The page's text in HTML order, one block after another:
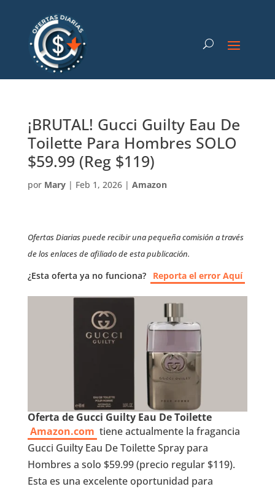
¡BRUTAL! Gucci Guilty Eau De
Toilette Para Hombres SOLO
$59.99 (Reg $119)
por Mary| Feb 1, 2026| Amazon
Ofertas Diarias puede recibir una pequeña comisión a través
de los enlaces de afiliado de esta publicación.
¿Esta oferta ya no funciona? Reporta el error Aquí
Oferta de Gucci Guilty Eau De Toilette
Amazon.com tiene actualmente la fragancia
Gucci Guilty Eau De Toilette Spray para
Hombres a solo $59.99 (precio regular $119).
Esta es una excelente oportunidad para